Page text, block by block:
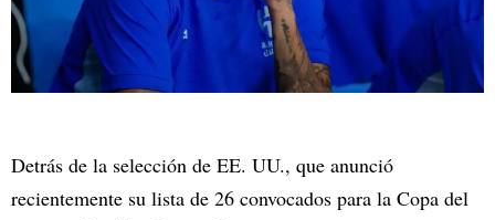
Detrás de la selección de EE. UU., que anunció
recientemente su lista de 26 convocados para la Copa del